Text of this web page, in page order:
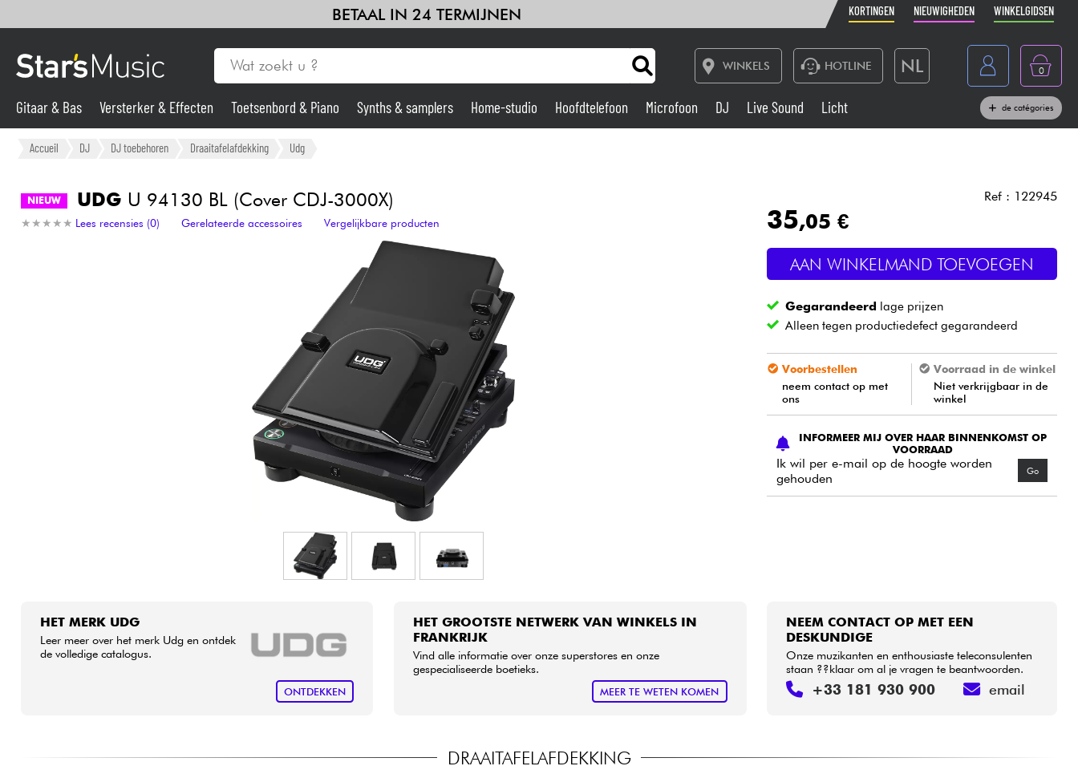
BETAAL IN 24 TERMIJNEN KORTINGEN NIEUWIGHEDEN WINKELGIDSEN
WINKELS HOTLINE NL
France
Belgique
Deutschland
0
Gitaar & Bas
Synths & samplers
Live Sound
Drums & percussie Blaasinstrument
Kinderen Kabels & toebehoren
Sets
Bekijk onze merken
Gitaar & Bas Versterker & Effecten Toetsenbord & Piano Synths & samplers Home-studio Hoofdtelefoon Microfoon DJ Live Sound Licht de catégories
Accueil DJ DJ toebehoren Draaitafelafdekking Udg
NIEUW UDG U 94130 BL (Cover CDJ-3000X)
★ ★ ★ ★ ★
★ ★ ★ ★ ★ Lees recensies (0) Gerelateerde accessoires Vergelijkbare producten
Ref : 122945
35,05 €
AAN WINKELMAND TOEVOEGEN
Gegarandeerd lage prijzen
Alleen tegen productiedefect gegarandeerd
Voorbestellen
neem contact op met
ons
Voorraad in de winkel
Niet verkrijgbaar in de
winkel
INFORMEER MIJ OVER HAAR BINNENKOMST OP
VOORRAAD
Ik wil per e-mail op de hoogte worden
gehouden
Go
HET MERK UDG
Leer meer over het merk Udg en ontdek
de volledige catalogus.
ONTDEKKEN
HET GROOTSTE NETWERK VAN WINKELS IN
FRANKRIJK
Vind alle informatie over onze superstores en onze
gespecialiseerde boetieks.
MEER TE WETEN KOMEN
NEEM CONTACT OP MET EEN
DESKUNDIGE
Onze muzikanten en enthousiaste teleconsulenten
staan ??klaar om al je vragen te beantwoorden.
+33 181 930 900 email
DRAAITAFELAFDEKKING